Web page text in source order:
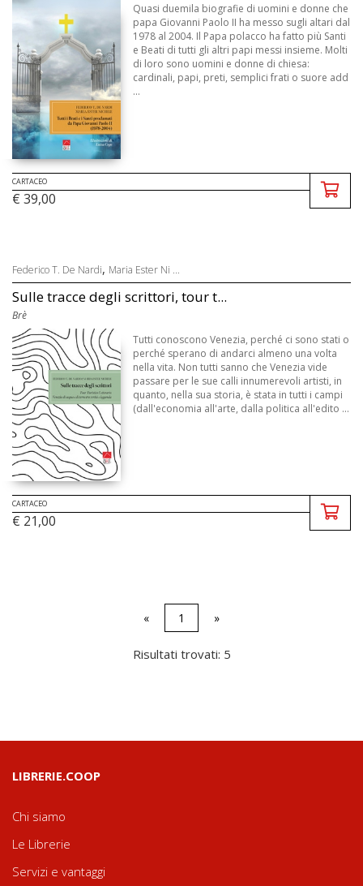
Quasi duemila biografie di uomini e donne che
papa Giovanni Paolo II ha messo sugli altari dal
1978 al 2004. Il Papa polacco ha fatto più Santi
e Beati di tutti gli altri papi messi insieme. Molti
di loro sono uomini e donne di chiesa:
cardinali, papi, preti, semplici frati o suore add
...
CARTACEO
€ 39,00
Federico T. De Nardi, Maria Ester Ni ...
Sulle tracce degli scrittori, tour t...
Brè
Tutti conoscono Venezia, perché ci sono stati o
perché sperano di andarci almeno una volta
nella vita. Non tutti sanno che Venezia vide
passare per le sue calli innumerevoli artisti, in
quanto, nella sua storia, è stata in tutti i campi
(dall'economia all'arte, dalla politica all'edito ...
CARTACEO
€ 21,00
« 1 »
Risultati trovati: 5
LIBRERIE.COOP
Chi siamo
Le Librerie
Servizi e vantaggi